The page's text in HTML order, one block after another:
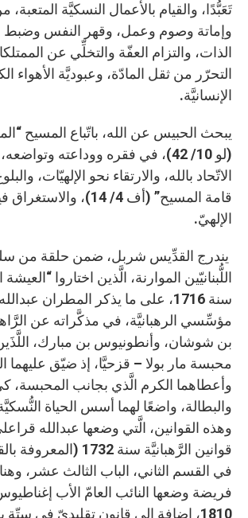
تَعَبُّدًا، والقيام بالأعمال النسكيَّة
وإماتة وصوم وعمل، وقهر النفس وضبط
الذات، والتزام العفّة والتخلِّي عن
التحرّر من ثقل المادّة، وعبوديَّة الأهواء
الإنسانيَّة.
يبحث الحبيس عن الله، باتّباع المسيح
(لو 10/ 42)، في فقره ووداعته
الاتّحاد بالله، والارتقاء نحو الإلهيّات،
قامة المسيح” (أف 4/ 14)،
الإلهيّ.
يندرج القدِّيس شربل، ضمن حلقة من
اللُّبنانيّين الموارنة، الَّذين اختاروا “العيشة
سنة 1716، على ما يذكر المطران
مؤسِّسي الرهبانيَّة، في مذكَّراته عن
بن شوشان، وأنطونيوس بن مبارك،
محبسة مار بولا – قزحيَّا، إذ ضيّق عليهما
وأعطاهما الكرم الَّذي بجانب المحبسة،
والبطالة، واضعًا لهما أسس الحياة
وهذه القوانين، الَّتي وضعها عبدالله
قوانين الرَّهبانيَّة سنة
في القسم الثاني، الباب الثالث عشر،
فريضة وضعها النائب العامّ الأب
1810، إضافة إلى قانون تقليديّ في ستّة